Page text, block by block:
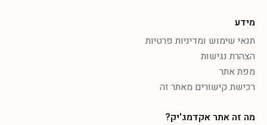
מידע
תנאי שימוש ומדיניות פרטיות
הצהרת נגישות
מפת אתר
רכישת קישורים מאתר זה
מה זה אתר אקדמג'יק?